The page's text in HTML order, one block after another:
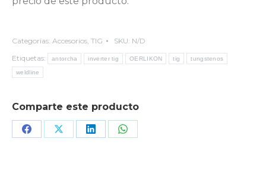
Categorías: Accesorios, TIG SKU: N/D
Etiquetas:
antorcha inverter tig OERLIKON tig tungstenos
weldline
Comparte este producto
Share Share Share Share